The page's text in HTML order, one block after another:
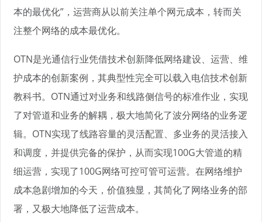
本的最优化”，运营商从以前关注单个网元成本，转而关
注整个网络的成本最优化。
OTN是光通信行业凭借技术创新降低网络建设、运营、维
护成本的创新案例，其典型性完全可以载入电信技术创新
教科书。OTN通过对业务和线路侧信号的标准作业，实现
了对管道和业务的解耦，极大地简化了波分网络的业务逻
辑。OTN实现了线路容量的灵活配置、多业务的灵活接入
和调度，并提供完备的保护，从而实现100G大管道的精
细运营，实现了100G网络可控可管可运营。在网络维护
成本急剧增加的今天，价值独显，其简化了网络业务的部
署，又极大地降低了运营成本。